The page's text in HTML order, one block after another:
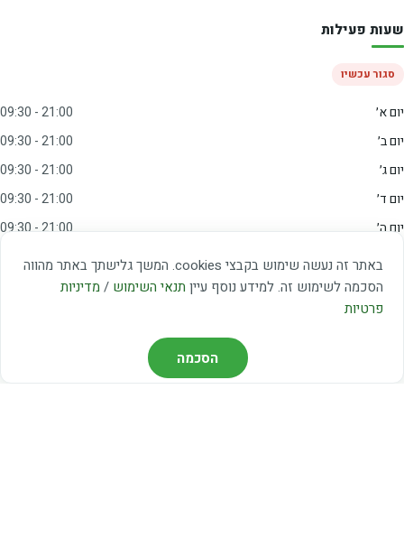
באתר זה נעשה שימוש בקבצי cookies. המשך גלישתך באתר מהווה
הסכמה לשימוש זה. למידע נוסף עיין תנאי השימוש / מדיניות
פרטיות
הסכמה
שעות פעילות
סגור עכשיו
יום א׳
09:30 - 21:00
יום ב׳
09:30 - 21:00
יום ג׳
09:30 - 21:00
יום ד׳
09:30 - 21:00
יום ה׳
09:30 - 21:00
09:00 - 15:00
שבת
20:00 - 23:00